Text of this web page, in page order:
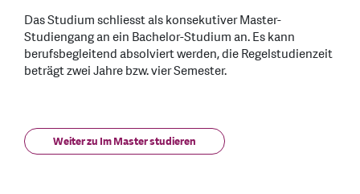
Das Studium schliesst als konsekutiver Master-
Studiengang an ein Bachelor-Studium an. Es kann
berufsbegleitend absolviert werden, die Regelstudienzeit
beträgt zwei Jahre bzw. vier Semester.
Weiter zu Im Master studieren